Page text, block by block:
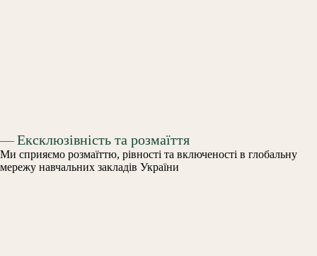
—Ексклюзівність та розмаїття
Ми сприяємо розмаїттю, рівності та включеності в глобальну
мережу навчальних закладів України